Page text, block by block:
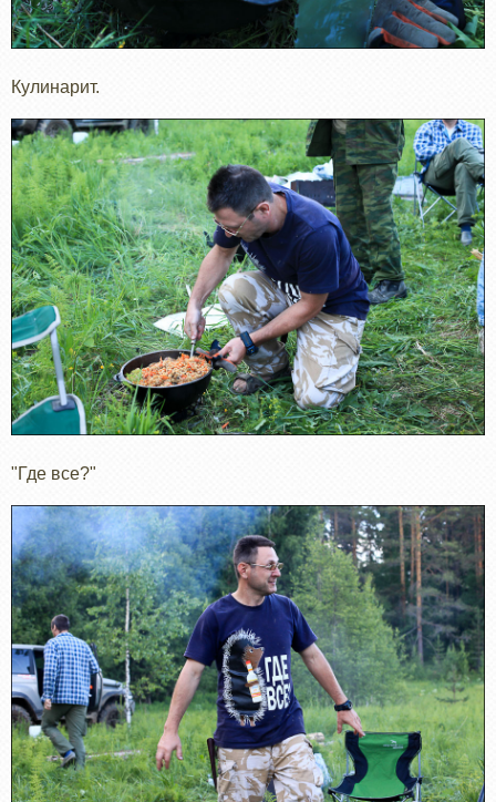
Кулинарит.
"Где все?"